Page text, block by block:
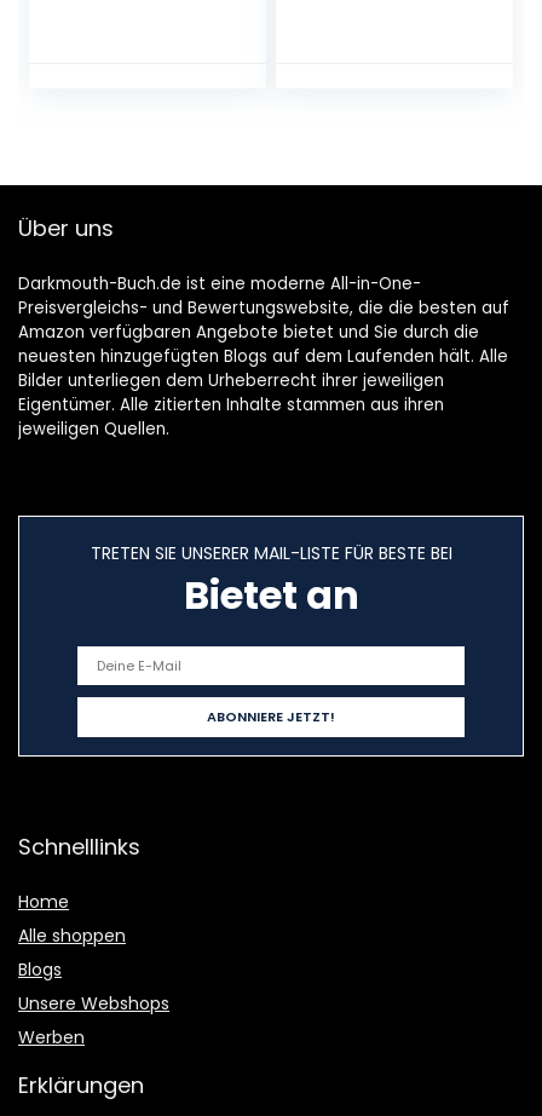
Über uns
Darkmouth-Buch.de ist eine moderne All-in-One-
Preisvergleichs- und Bewertungswebsite, die die besten auf
Amazon verfügbaren Angebote bietet und Sie durch die
neuesten hinzugefügten Blogs auf dem Laufenden hält. Alle
Bilder unterliegen dem Urheberrecht ihrer jeweiligen
Eigentümer. Alle zitierten Inhalte stammen aus ihren
jeweiligen Quellen.
TRETEN SIE UNSERER MAIL-LISTE FÜR BESTE BEI
Bietet an
Schnelllinks
Home
Alle shoppen
Blogs
Unsere Webshops
Werben
Erklärungen